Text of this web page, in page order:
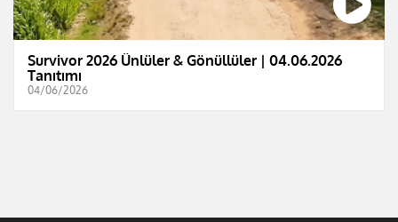
Survivor 2026 Ünlüler & Gönüllüler | 04.06.2026
Tanıtımı
04/06/2026